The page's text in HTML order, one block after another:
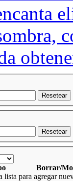
Resetear
Resetear
Borrar/
lista para agregar